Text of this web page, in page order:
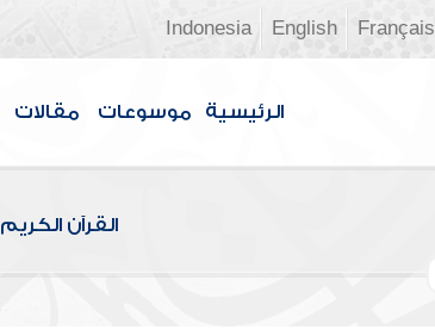
Français
English
Indonesia
الرئيسية موسوعات مقالات
القرآن الكريم